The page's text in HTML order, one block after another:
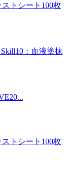
トシート100枚
：血液塗抹
トシート100枚